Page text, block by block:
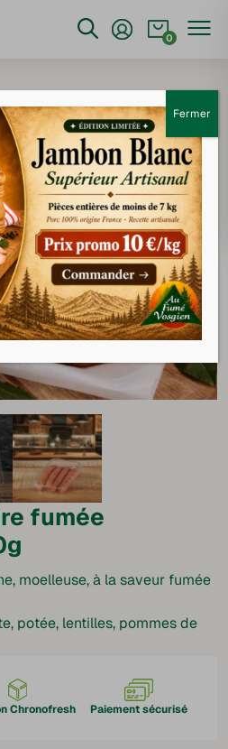
0
fumée
moelleuse, à la saveur fumée
potée, lentilles, pommes de
Chronofresh Paiement sécurisé
Fermer